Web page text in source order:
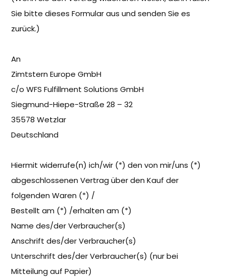
Sie bitte dieses Formular aus und senden Sie es
zurück.)
An
Zimtstern Europe GmbH
c/o WFS Fulfillment Solutions GmbH
Siegmund-Hiepe-Straße 28 – 32
35578 Wetzlar
Deutschland
Hiermit widerrufe(n) ich/wir (*) den von mir/uns (*)
abgeschlossenen Vertrag über den Kauf der
folgenden Waren (*) /
Bestellt am (*) /erhalten am (*)
Name des/der Verbraucher(s)
Anschrift des/der Verbraucher(s)
Unterschrift des/der Verbraucher(s) (nur bei
Mitteilung auf Papier)